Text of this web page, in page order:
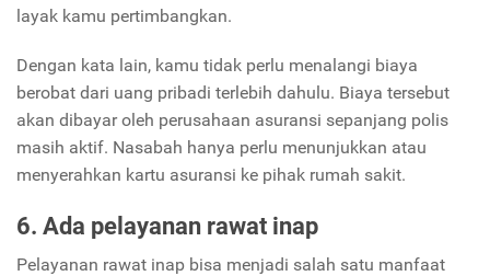
layak kamu pertimbangkan.
Dengan kata lain, kamu tidak perlu menalangi biaya
berobat dari uang pribadi terlebih dahulu. Biaya tersebut
akan dibayar oleh perusahaan asuransi sepanjang polis
masih aktif. Nasabah hanya perlu menunjukkan atau
menyerahkan kartu asuransi ke pihak rumah sakit.
6. Ada pelayanan rawat inap
Pelayanan rawat inap bisa menjadi salah satu manfaat